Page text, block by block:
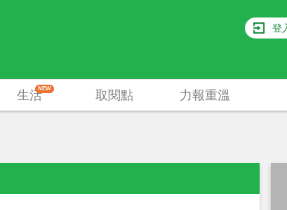
登
生活NEW 取閱點 力報重溫